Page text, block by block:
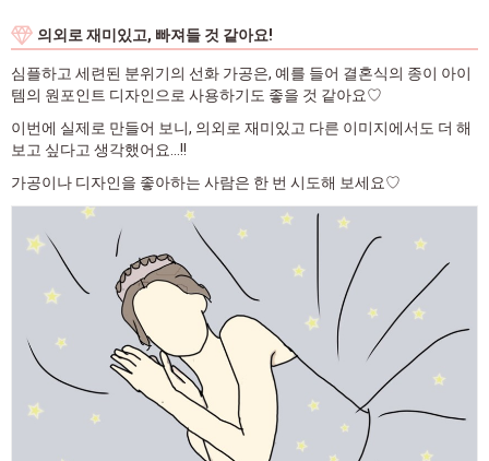
의외로 재미있고, 빠져들 것 같아요!
심플하고 세련된 분위기의 선화 가공은, 예를 들어 결혼식의 종이 아이
템의 원포인트 디자인으로 사용하기도 좋을 것 같아요♡
이번에 실제로 만들어 보니, 의외로 재미있고 다른 이미지에서도 더 해
보고 싶다고 생각했어요...!!
가공이나 디자인을 좋아하는 사람은 한 번 시도해 보세요♡